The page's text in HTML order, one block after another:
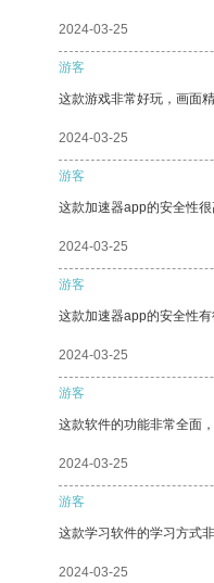
2024-03-25
游客
这款游戏非常好玩，画面
2024-03-25
游客
这款加速器app的安全性
2024-03-25
游客
这款加速器app的安全性
2024-03-25
游客
这款软件的功能非常全面
2024-03-25
游客
这款学习软件的学习方式
2024-03-25